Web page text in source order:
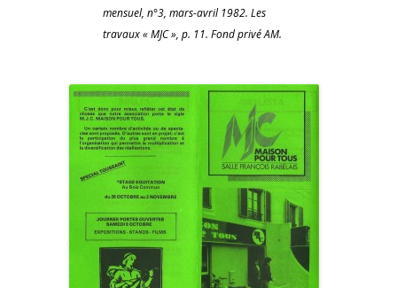
mensuel, n°3, mars-avril 1982. Les
travaux « MJC », p. 11. Fond privé AM.